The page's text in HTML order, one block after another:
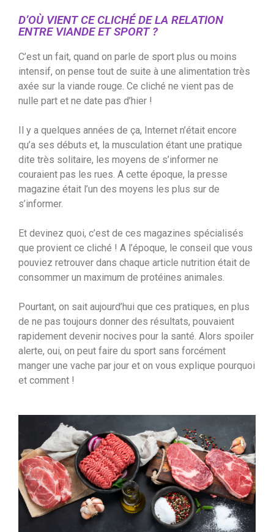
D’OÙ VIENT CE CLICHÉ DE LA RELATION
ENTRE VIANDE ET SPORT ?
C’est un fait, quand on parle de sport plus ou moins
intensif, on pense tout de suite à une alimentation très
axée sur la viande rouge. Ce cliché ne vient pas de
nulle part et ne date pas d’hier !
Il y a quelques années de ça, Internet n’était encore
qu’a ses débuts et, la musculation étant une pratique
dite très solitaire, les moyens de s’informer ne
couraient pas les rues. A cette époque, la presse
magazine était l’un des moyens les plus sur de
s’informer.
Et devinez quoi, c’est de ces magazines spécialisés
que provient ce cliché ! A l’époque, le conseil que vous
pouviez retrouver dans chaque article nutrition était de
consommer un maximum de protéines animales.
Pourtant, on sait aujourd’hui que ces pratiques, en plus
de ne pas toujours donner des résultats, pouvaient
rapidement devenir nocives pour la santé. Alors spoiler
alerte, oui, on peut faire du sport sans forcément
manger une vache par jour et on vous explique pourquoi
et comment !